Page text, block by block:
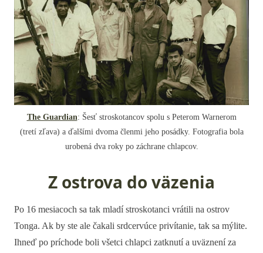
The Guardian: Šesť stroskotancov spolu s Peterom Warnerom
(tretí zľava) a ďalšími dvoma členmi jeho posádky. Fotografia bola
urobená dva roky po záchrane chlapcov.
Z ostrova do väzenia
Po 16 mesiacoch sa tak mladí stroskotanci vrátili na ostrov
Tonga. Ak by ste ale čakali srdcervúce privítanie, tak sa mýlite.
Ihneď po príchode boli všetci chlapci zatknutí a uväznení za